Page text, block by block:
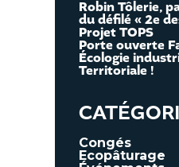
Robin Tôlerie,
du défilé « 2e
Projet TOPS
Porte ouverte
Écologie
Territoriale !
Congés
Ecopâturage